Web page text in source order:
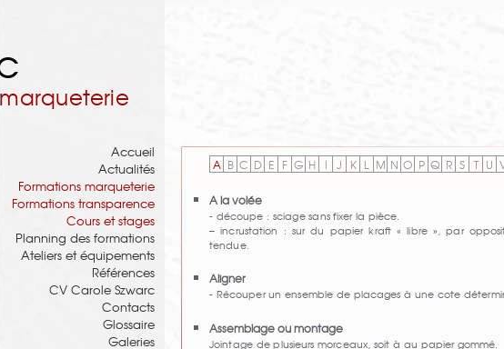
marqueterie
Accueil
Actualités
Formations marqueterie
Formations transparence
Cours et stages
Planning des formations
Ateliers et équipements
Références
CV Carole Szwarc
Contacts
Glossaire
Galeries
A B C D E F G H I J K L M N O P Q R S T U
A la volée
- découpe : sciage sans fixer la pièce.
– incrustation : sur du papier kraft « libre », par
tendue.
Aligner
- Récouper un ensemble de placages à une cote
Assemblage ou montage
Jointage de plusieurs morceaux, soit à au papier gommé.